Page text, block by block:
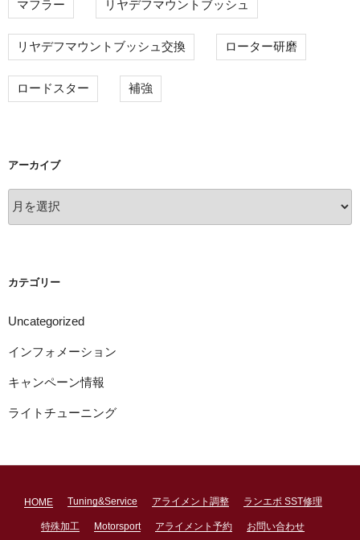
マフラー リヤデフマウントブッシュ
リヤデフマウントブッシュ交換 ローター研磨
ロードスター 補強
アーカイブ
ー
カテゴリー
Uncategorized
インフォメーション
キャンペーン情報
ライトチューニング
HOME Tuning&Service アライメント調整 ランエボ SST修理
特殊加工 Motorsport アライメント予約 お問い合わせ